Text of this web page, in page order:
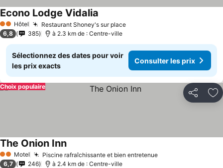
2 Étoiles
Hôtel Restaurant Shoney's sur place
Econo Lodge Vidalia
6,8 385 à 2.3 km de : Centre-ville
Sélectionnez des dates pour voir
les prix exacts
Consulter les prix
Partager
Choix populaire
2 ÉtoilesMotel Piscine rafraîchissante et bien entretenue
The Onion Inn
6,7 246 à 2.4 km de : Centre-ville